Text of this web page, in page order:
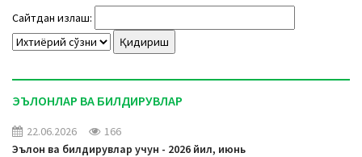
a
t
o
n
Сайтдан излаш:
ЭЪЛОНЛАР ВА БИЛДИРУВЛАР
22.06.2026
166
Эълон ва билдирувлар учун - 2026 йил, июнь